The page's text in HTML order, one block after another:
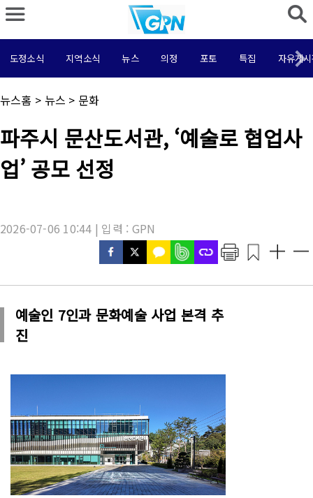
도정소식 지역소식 뉴스 의정 포토 특집 자유게
채
널
:
뉴스홈 > 뉴스 > 문화
기
사
목
파주시 문산도서관, ‘예술로 협업사
업’ 공모 선정
2026-07-06 10:44 | 입력 : GPN
예술인 7인과 문화예술 사업 본격 추
진